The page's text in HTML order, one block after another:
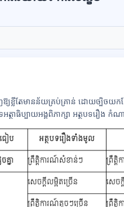
យខ្លីតែមានន័យគ្រប់គ្រាន់ ដោយច្បិច
ថាធិប្បាយ​ អង្គពិភាក្សា អត្ថបទរឿង កំណ